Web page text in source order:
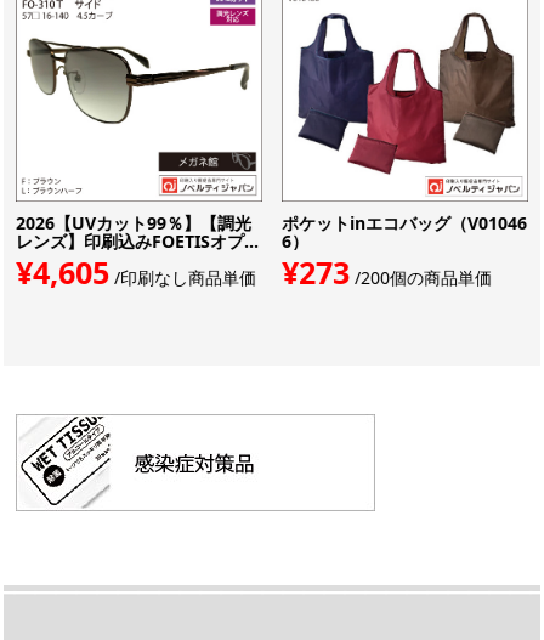
2026【UVカット99％】【調光
レンズ】印刷込みFOETISオプ...
¥4,605/印刷なし商品単価
ポケットinエコバッグ（V01046
6）
¥273/200個の商品単価